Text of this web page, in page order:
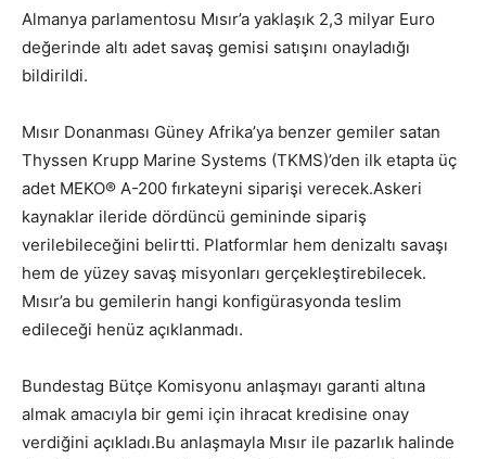
Almanya parlamentosu Mısır’a yaklaşık 2,3 milyar Euro
değerinde altı adet savaş gemisi satışını onayladığı
bildirildi.
Mısır Donanması Güney Afrika’ya benzer gemiler satan
Thyssen Krupp Marine Systems (TKMS)’den ilk etapta üç
adet MEKO® A-200 fırkateyni siparişi verecek.Askeri
kaynaklar ileride dördüncü gemininde sipariş
verilebileceğini belirtti. Platformlar hem denizaltı savaşı
hem de yüzey savaş misyonları gerçekleştirebilecek.
Mısır’a bu gemilerin hangi konfigürasyonda teslim
edileceği henüz açıklanmadı.
Bundestag Bütçe Komisyonu anlaşmayı garanti altına
almak amacıyla bir gemi için ihracat kredisine onay
verdiğini açıkladı.Bu anlaşmayla Mısır ile pazarlık halinde